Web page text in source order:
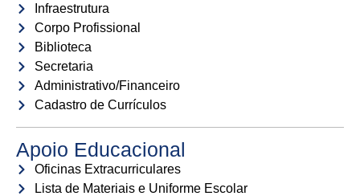
Infraestrutura
Corpo Profissional
Biblioteca
Secretaria
Administrativo/Financeiro
Cadastro de Currículos
Apoio Educacional
Oficinas Extracurriculares
Lista de Materiais e Uniforme Escolar